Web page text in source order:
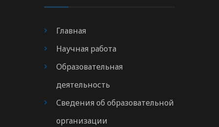
Главная
Научная работа
Образовательная
деятельность
Сведения об образовательной
организации